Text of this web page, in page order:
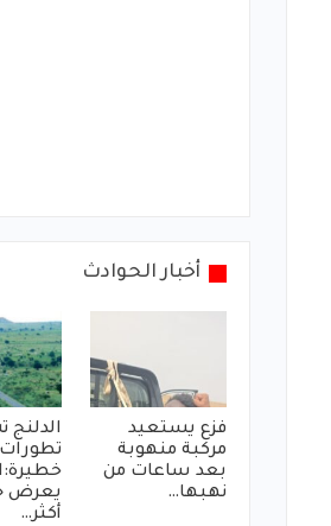
أخبار الحوادث
فزع يستعيد
مركبة منهوبة
بعد ساعات من
نهبها…
تطورات
يعرض
أكثر…